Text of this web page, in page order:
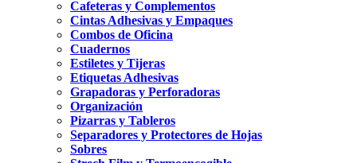
Cafeteras y Complementos
Cintas Adhesivas y Empaques
Combos de Oficina
Cuadernos
Estiletes y Tijeras
Etiquetas Adhesivas
Grapadoras y Perforadoras
Organización
Pizarras y Tableros
Separadores y Protectores de Hojas
Sobres